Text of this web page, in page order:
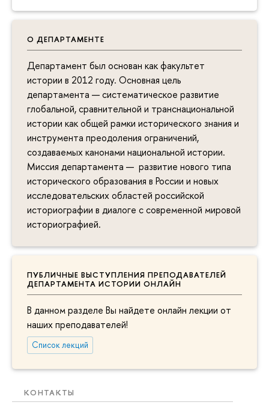
О ДЕПАРТАМЕНТЕ
Департамент был основан как факультет
истории в 2012 году. Основная цель
департамента — систематическое развитие
глобальной, сравнительной и транснациональной
истории как общей рамки исторического знания и
инструмента преодоления ограничений,
создаваемых канонами национальной истории.
Миссия департамента — развитие нового типа
исторического образования в России и новых
исследовательских областей российской
историографии в диалоге с современной мировой
историографией.
ПУБЛИЧНЫЕ ВЫСТУПЛЕНИЯ ПРЕПОДАВАТЕЛЕЙ
ДЕПАРТАМЕНТА ИСТОРИИ ОНЛАЙН
В данном разделе Вы найдете онлайн лекции от
наших преподавателей!
Список лекций
КОНТАКТЫ